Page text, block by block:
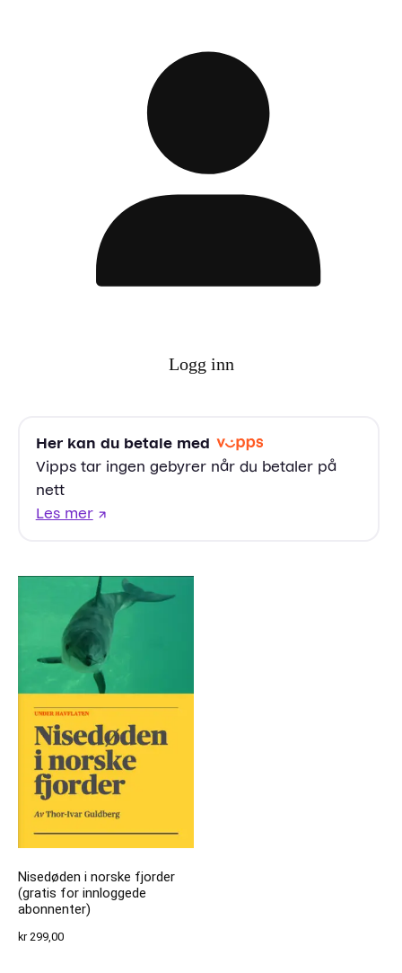
Logg inn
Nisedøden i norske fjorder
(gratis for innloggede
abonnenter)
kr299,00